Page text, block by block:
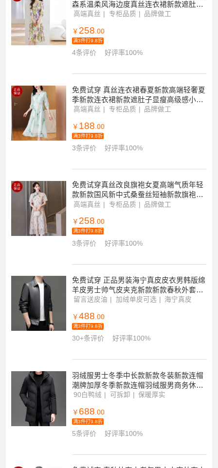
森系温柔风海边度真丝连衣裙新款遮肚子
显瘦高级感小个子减龄妈妈裙子女
高端真丝 专柜品质 品牌做工
￥ 258.00
满3件打9.8折
4条评价 好评率100%
免费试穿 真丝连衣裙春夏新款高端轻奢夏
季新款连衣裙新款遮肚子显瘦高级感小个
子减龄妈妈裙子女
高端真丝 专柜品质 品牌做工
￥ 188 .00
满3件打9.8折
3条评价 好评率100%
免费试穿真丝改良旗袍女夏高端气质年轻
款新款国风新中式桑蚕丝短袖新款旗袍国
风连衣裙高级旗袍高端年轻少女改良版
高端真丝 专柜品质 品牌做工
￥ 258.00
满3件打9.8折
3条评价 好评率100%
免费试穿 正品男装海宁真皮皮衣男韩版绵
羊皮男士帅气皮夹克新款新款春秋外套潮
官方旗舰店特卖特卖
留言送皮油 加绒单皮可选 海宁真皮
￥ 488.00
满3件打9.8折
30+条评价 好评率100%
羽绒服男士冬季中长款新款冬装新款连帽
潮牌加厚冬季新款连帽羽绒服男商务休闲
纯色防寒保暖外套男高端白鸭绒外套可拆
90白鸭绒 可拆卸 保暖厚实
￥ 688 .00
满3件打9.8折
5条评价 好评率100%